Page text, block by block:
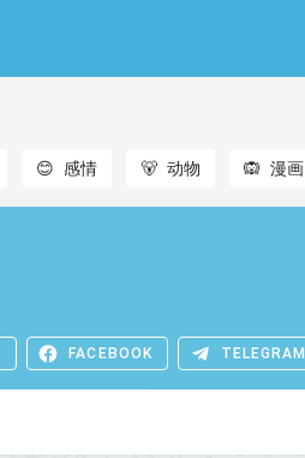
😊 感情 🐻 动物 🙉 漫画
FACEBOOK TELEGRAM